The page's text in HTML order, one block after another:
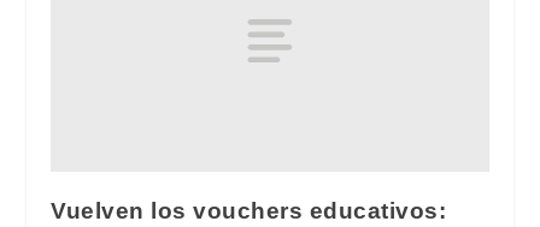
Vuelven los vouchers educativos: